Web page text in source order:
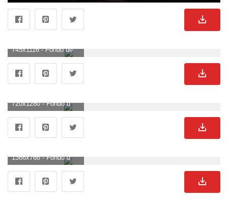
745x1116 - Fondo de pantalla de 745x1116. Fondo para móvil de cabina.
720x1280 - Fondo de pantalla de 720x1280. Imágen de cabina.
1366x768 - Fondo de pantalla de 1366x768. Fondo de pantalla de cabina.